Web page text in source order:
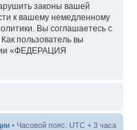
законы вашей
к вашему немедленному
Вы соглашаетесь с
пользователь вы
«ФЕДЕРАЦИЯ
• Часовой пояс: UTC + 3 часа